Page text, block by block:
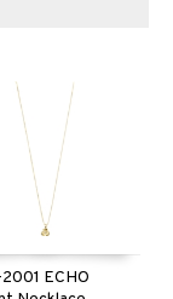
ECHO